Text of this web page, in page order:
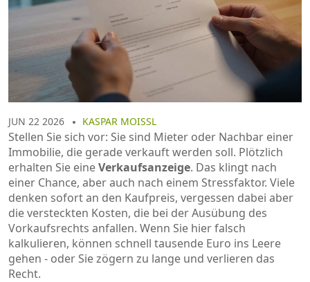
JUN 22 2026 KASPAR MOISSL
Stellen Sie sich vor: Sie sind Mieter oder Nachbar einer
Immobilie, die gerade verkauft werden soll. Plötzlich
erhalten Sie eineVerkaufsanzeige. Das klingt nach
einer Chance, aber auch nach einem Stressfaktor. Viele
denken sofort an den Kaufpreis, vergessen dabei aber
die versteckten Kosten, die bei der Ausübung des
Vorkaufsrechts anfallen. Wenn Sie hier falsch
kalkulieren, können schnell tausende Euro ins Leere
gehen - oder Sie zögern zu lange und verlieren das
Recht.